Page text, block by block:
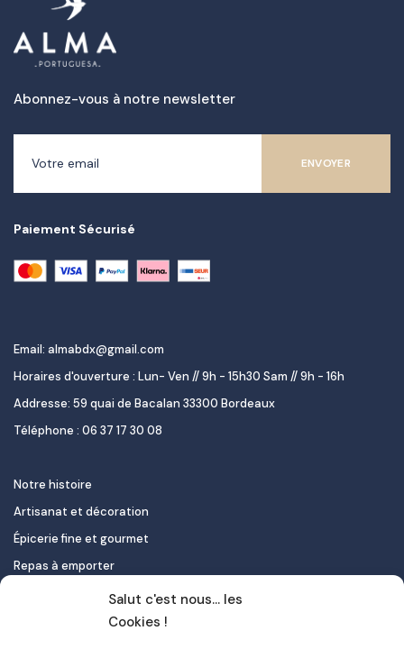
Salut c'est nous... les
Cookies !
Abonnez-vous à notre newsletter
Paiement Sécurisé
Email: almabdx@gmail.com
Horaires d'ouverture : Lun- Ven // 9h - 15h30 Sam // 9h - 16h
Addresse: 59 quai de Bacalan 33300 Bordeaux
Téléphone : 06 37 17 30 08
Notre histoire
Artisanat et décoration
Épicerie fine et gourmet
Repas à emporter
Le pastel de nata